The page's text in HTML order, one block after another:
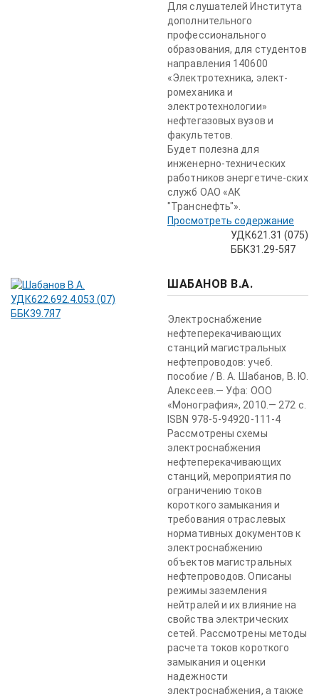
Для слушателей Института
дополнительного
профессионального
образования, для студентов
направления 140600
«Электротехника, элект-
ромеханика и
электротехнологии»
нефтегазовых вузов и
факультетов.
Будет полезна для
инженерно-технических
работников энергетиче-ских
служб ОАО «АК
"Транснефть"».
Просмотреть содержание
УДК621.31 (075)
ББК31.29-5Я7
ШАБАНОВ В.А.
Электроснабжение
нефтеперекачивающих
станций магистральных
нефтепроводов: учеб.
пособие / В. А. Шабанов, В. Ю.
Алексеев.— Уфа: ООО
«Монография», 2010.— 272 с.
ISBN 978-5-94920-111-4
Рассмотрены схемы
электроснабжения
нефтеперекачивающих
станций, мероприятия по
ограничению токов
короткого замыкания и
требования отраслевых
нормативных документов к
электроснабжению
объектов магистральных
нефтепроводов. Описаны
режимы заземления
нейтралей и их влияние на
свойства электрических
сетей. Рассмотрены методы
расчета токов короткого
замыкания и оценки
надежности
электроснабжения, а также